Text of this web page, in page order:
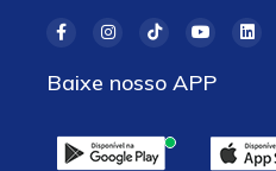
Baixe nosso APP